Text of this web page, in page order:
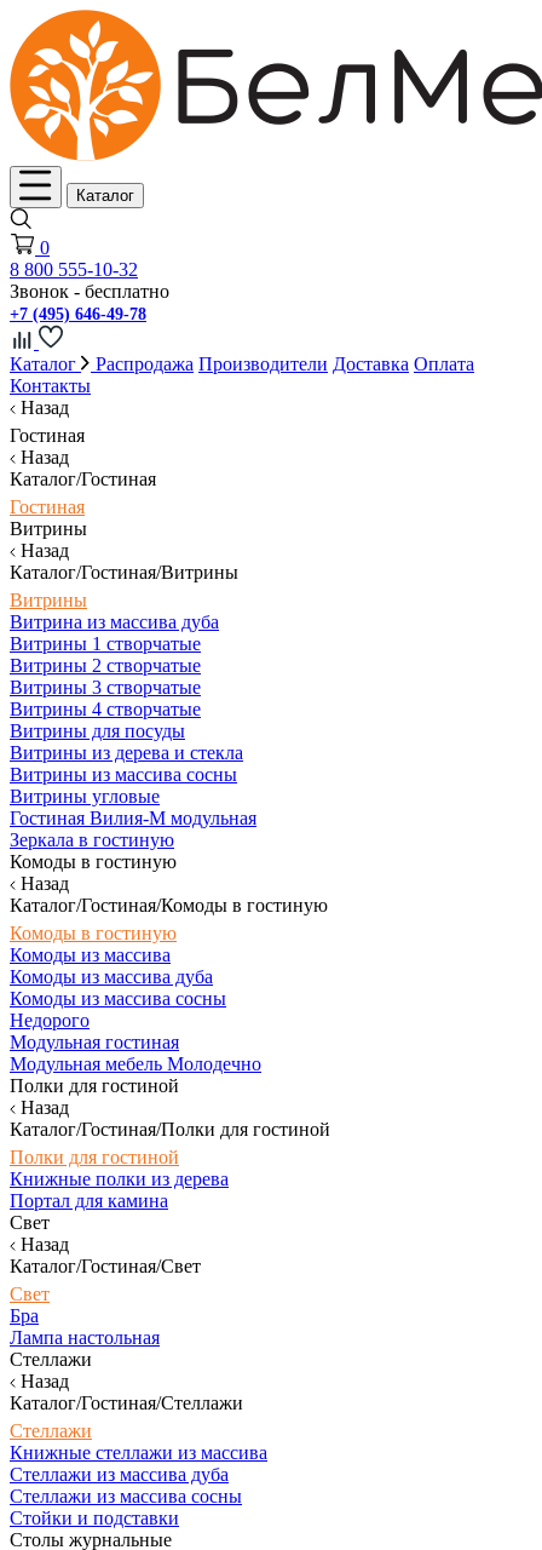
Каталог
0
8 800 555-10-32
Звонок - бесплатно
+7 (495) 646-49-78
Каталог Распродажа Производители Доставка Оплата
Контакты
Назад
Гостиная
Назад
Каталог/Гостиная
Гостиная
Витрины
Назад
Каталог/Гостиная/Витрины
Витрины
Витрина из массива дуба
Витрины 1 створчатые
Витрины 2 створчатые
Витрины 3 створчатые
Витрины 4 створчатые
Витрины для посуды
Витрины из дерева и стекла
Витрины из массива сосны
Витрины угловые
Гостиная Вилия-М модульная
Зеркала в гостиную
Комоды в гостиную
Назад
Каталог/Гостиная/Комоды в гостиную
Комоды в гостиную
Комоды из массива
Комоды из массива дуба
Комоды из массива сосны
Недорого
Модульная гостиная
Модульная мебель Молодечно
Полки для гостиной
Назад
Каталог/Гостиная/Полки для гостиной
Полки для гостиной
Книжные полки из дерева
Портал для камина
Свет
Назад
Каталог/Гостиная/Свет
Свет
Бра
Лампа настольная
Стеллажи
Назад
Каталог/Гостиная/Стеллажи
Стеллажи
Книжные стеллажи из массива
Стеллажи из массива дуба
Стеллажи из массива сосны
Стойки и подставки
Столы журнальные